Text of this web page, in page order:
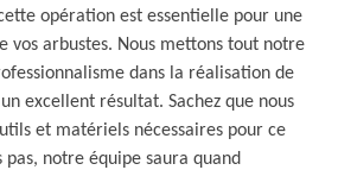
opération est essentielle pour une
vos arbustes. Nous mettons tout notre
dans la réalisation de
excellent résultat. Sachez que nous
et matériels nécessaires pour ce
notre équipe saura quand